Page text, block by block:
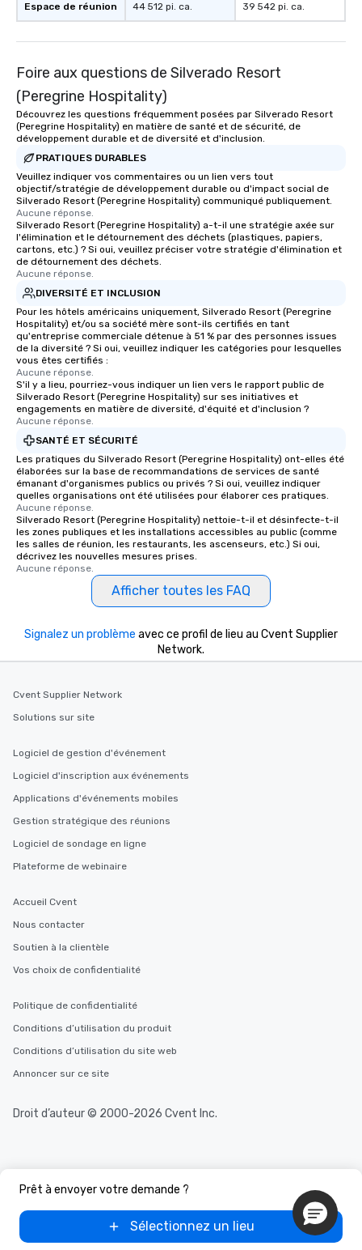
Espace de réunion 44 512 pi. ca. 39 542 pi. ca.
Foire aux questions de Silverado Resort
(Peregrine Hospitality)
Découvrez les questions fréquemment posées par Silverado Resort
(Peregrine Hospitality) en matière de santé et de sécurité, de
développement durable et de diversité et d'inclusion.
PRATIQUES DURABLES
Veuillez indiquer vos commentaires ou un lien vers tout
objectif/stratégie de développement durable ou d'impact social de
Silverado Resort (Peregrine Hospitality) communiqué publiquement.
Aucune réponse.
Silverado Resort (Peregrine Hospitality) a-t-il une stratégie axée sur
l'élimination et le détournement des déchets (plastiques, papiers,
cartons, etc.) ? Si oui, veuillez préciser votre stratégie d'élimination et
de détournement des déchets.
Aucune réponse.
DIVERSITÉ ET INCLUSION
Pour les hôtels américains uniquement, Silverado Resort (Peregrine
Hospitality) et/ou sa société mère sont-ils certifiés en tant
qu'entreprise commerciale détenue à 51 % par des personnes issues
de la diversité ? Si oui, veuillez indiquer les catégories pour lesquelles
vous êtes certifiés :
Aucune réponse.
S'il y a lieu, pourriez-vous indiquer un lien vers le rapport public de
Silverado Resort (Peregrine Hospitality) sur ses initiatives et
engagements en matière de diversité, d'équité et d'inclusion ?
Aucune réponse.
SANTÉ ET SÉCURITÉ
Les pratiques du Silverado Resort (Peregrine Hospitality) ont-elles été
élaborées sur la base de recommandations de services de santé
émanant d'organismes publics ou privés ? Si oui, veuillez indiquer
quelles organisations ont été utilisées pour élaborer ces pratiques.
Aucune réponse.
Silverado Resort (Peregrine Hospitality) nettoie-t-il et désinfecte-t-il
les zones publiques et les installations accessibles au public (comme
les salles de réunion, les restaurants, les ascenseurs, etc.) Si oui,
décrivez les nouvelles mesures prises.
Aucune réponse.
Afficher toutes les FAQ
Prêt à envoyer votre demande ?
Sélectionnez un lieu
Signalez un problème avec ce profil de lieu au Cvent Supplier
Network.
Cvent Supplier Network
Solutions sur site
Logiciel de gestion d'événement
Logiciel d'inscription aux événements
Applications d'événements mobiles
Gestion stratégique des réunions
Logiciel de sondage en ligne
Plateforme de webinaire
Accueil Cvent
Nous contacter
Soutien à la clientèle
Vos choix de confidentialité
Politique de confidentialité
Conditions d’utilisation du produit
Conditions d’utilisation du site web
Annoncer sur ce site
Droit d’auteur © 2000-2026 Cvent Inc.